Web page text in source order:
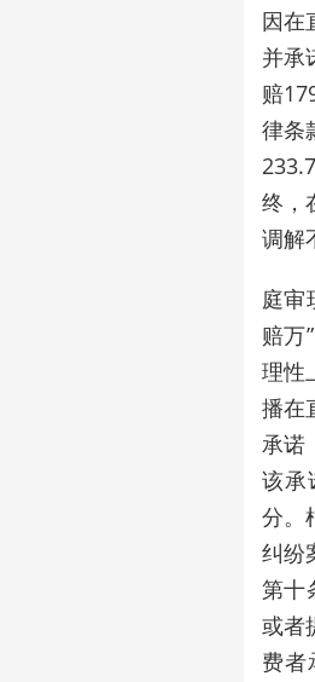
因在
并承
赔
律条
终，
调解
庭审
赔万
理性
播在
承诺
该承
分。
纠纷
第十
或者
费者